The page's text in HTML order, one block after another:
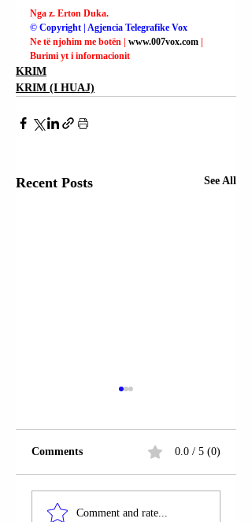
Nga z. Erton Duka.
© Copyright | Agjencia Telegrafike Vox
Ne të njohim me botën | www.007vox.com
Burimi yt i informacionit
KRIM
KRIM (I HUAJ)
Recent Posts See All
FSHATI SLLATINË;
FUSHË KOSOVË |
Comments 0.0 / 5 (0)
Comment and rate...